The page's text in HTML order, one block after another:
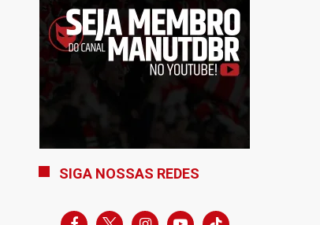
SIGA NOSSAS REDES
facebook
x instagramyoutube-tiktok